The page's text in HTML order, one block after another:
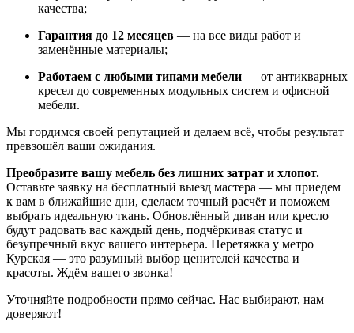
качества;
Гарантия до 12 месяцев — на все виды работ и
заменённые материалы;
Работаем с любыми типами мебели — от антикварных
кресел до современных модульных систем и офисной
мебели.
Мы гордимся своей репутацией и делаем всё, чтобы результат
превзошёл ваши ожидания.
Преобразите вашу мебель без лишних затрат и хлопот.
Оставьте заявку на бесплатный выезд мастера — мы приедем
к вам в ближайшие дни, сделаем точный расчёт и поможем
выбрать идеальную ткань. Обновлённый диван или кресло
будут радовать вас каждый день, подчёркивая статус и
безупречный вкус вашего интерьера. Перетяжка у метро
Курская — это разумный выбор ценителей качества и
красоты. Ждём вашего звонка!
Уточняйте подробности прямо сейчас. Нас выбирают, нам
доверяют!